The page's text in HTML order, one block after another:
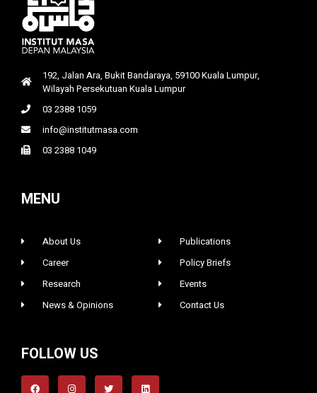
192, Jalan Ara, Bukit Bandaraya, 59100 Kuala Lumpur,
Wilayah Persekutuan Kuala Lumpur
03 2388 1059
info@institutmasa.com
03 2388 1049
MENU
About Us
Career
Research
News & Opinions
Publications
Policy Briefs
Events
Contact Us
FOLLOW US